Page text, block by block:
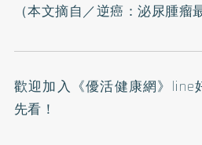
（本文摘自／逆癌：泌尿腫瘤
歡迎加入 《優活健康網》line
先看！